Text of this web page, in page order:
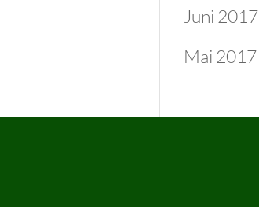
Juni 2017
Mai 2017